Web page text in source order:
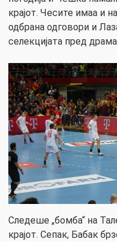
крајот. Чесите имаа и
одбрана одговори и
селекцијата пред
Следеше „бомба“ на
крајот. Сепак, Бабак